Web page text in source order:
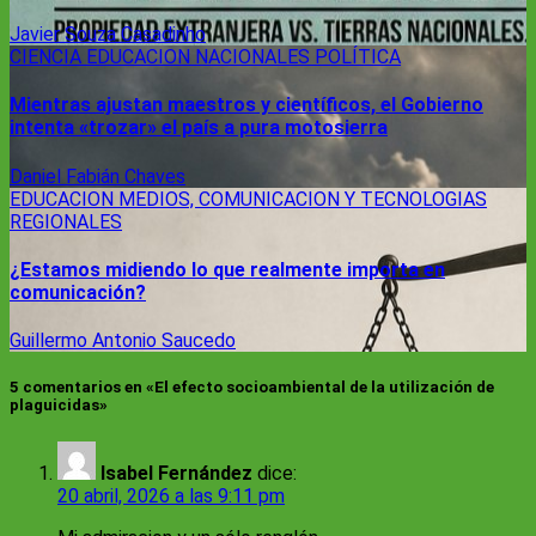
Javier Souza Casadinho
CIENCIA EDUCACION NACIONALES POLÍTICA
Mientras ajustan maestros y científicos, el Gobierno
intenta «trozar» el país a pura motosierra
Daniel Fabián Chaves
EDUCACION MEDIOS, COMUNICACION Y TECNOLOGIAS
REGIONALES
¿Estamos midiendo lo que realmente importa en
comunicación?
Guillermo Antonio Saucedo
5 comentarios en «El efecto socioambiental de la utilización de
plaguicidas»
Isabel Fernández dice:
20 abril, 2026 a las 9:11 pm